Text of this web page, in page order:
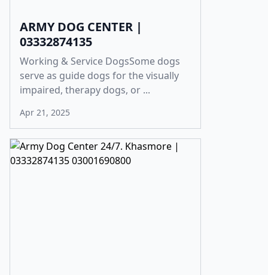
ARMY DOG CENTER |
03332874135
Working & Service DogsSome dogs
serve as guide dogs for the visually
impaired, therapy dogs, or ...
Apr 21, 2025